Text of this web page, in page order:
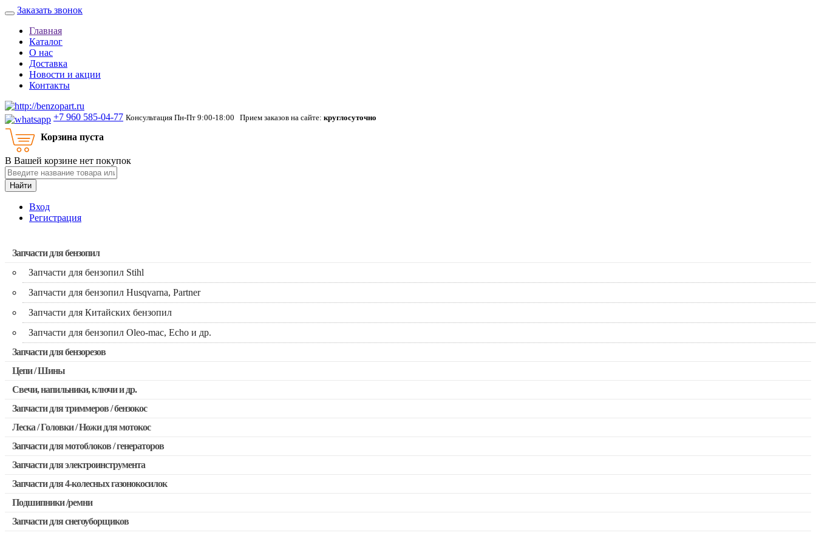
Заказать звонок
Главная
Каталог
О нас
Доставка
Новости и акции
Контакты
+7 960 585-04-77 Консультация Пн-Пт 9:00-18:00 Прием заказов на сайте: круглосуточно
Корзина пуста
В Вашей корзине нет покупок
Найти
Вход
Регистрация
Запчасти для бензопил
Запчасти для бензопил Stihl
Запчасти для бензопил Husqvarna, Partner
Запчасти для Китайских бензопил
Запчасти для бензопил Oleo-mac, Echo и др.
Запчасти для бензорезов
Цепи / Шины
Свечи, напильники, ключи и др.
Запчасти для триммеров / бензокос
Запчасти для Китайских триммеров
Запчасти для мотокос Stihl / Husqvarna / Oleo-mac / Echo и др.
Леска / Головки / Ножи для мотокос
Запчасти для мотоблоков / генераторов
Запчасти для электроинструмента
Двигатели, редукторы для шуруповертов
Выключатели, переключатели
Запчасти для перфораторов и отбойных молотков
Запчасти для 4-колесных газонокосилок
Подшипники /ремни
Запчасти для снегоуборщиков